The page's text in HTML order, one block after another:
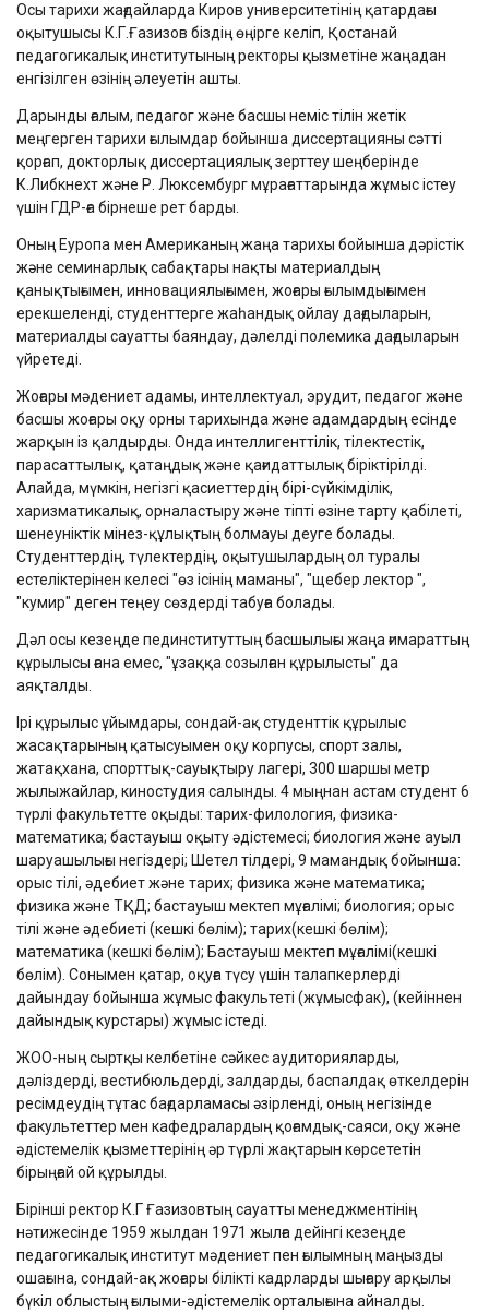
Осы тарихи жағдайларда Киров университетінің қатардағы
оқытушысы К.Г.Ғазизов біздің өңірге келіп, Қостанай
педагогикалық институтының ректоры қызметіне жаңадан
енгізілген өзінің әлеуетін ашты.
Дарынды ғалым, педагог және басшы неміс тілін жетік
меңгерген тарихи ғылымдар бойынша диссертацияны сәтті
қорғап, докторлық диссертациялық зерттеу шеңберінде
К.Либкнехт және Р. Люксембург мұрағаттарында жұмыс істеу
үшін ГДР-ға бірнеше рет барды.
Оның Еуропа мен Американың жаңа тарихы бойынша дәрістік
және семинарлық сабақтары нақты материалдың
қанықтығымен, инновациялығымен, жоғары ғылымдығымен
ерекшеленді, студенттерге жаһандық ойлау дағдыларын,
материалды сауатты баяндау, дәлелді полемика дағдыларын
үйретеді.
Жоғары мәдениет адамы, интеллектуал, эрудит, педагог және
басшы жоғары оқу орны тарихында және адамдардың есінде
жарқын із қалдырды. Онда интеллигенттілік, тілектестік,
парасаттылық, қатаңдық және қағидаттылық біріктірілді.
Алайда, мүмкін, негізгі қасиеттердің бірі-сүйкімділік,
харизматикалық, орналастыру және тіпті өзіне тарту қабілеті,
шенеуніктік мінез-құлықтың болмауы деуге болады.
Студенттердің, түлектердің, оқытушылардың ол туралы
естеліктерінен келесі "өз ісінің маманы", "щебер лектор ",
"кумир" деген теңеу сөздерді табуға болады.
Дәл осы кезеңде пединституттың басшылығы жаңа ғимараттың
құрылысы ғана емес, "ұзаққа созылған құрылысты" да
аяқталды.
Ірі құрылыс ұйымдары, сондай-ақ студенттік құрылыс
жасақтарының қатысуымен оқу корпусы, спорт залы,
жатақхана, спорттық-сауықтыру лагері, 300 шаршы метр
жылыжайлар, киностудия салынды. 4 мыңнан астам студент 6
түрлі факультетте оқыды: тарих-филология, физика-
математика; бастауыш оқыту әдістемесі; биология және ауыл
шаруашылығы негіздері; Шетел тілдері, 9 мамандық бойынша:
орыс тілі, әдебиет және тарих; физика және математика;
физика және ТҚД; бастауыш мектеп мұғалімі; биология; орыс
тілі және әдебиеті (кешкі бөлім); тарих(кешкі бөлім);
математика (кешкі бөлім); Бастауыш мектеп мұғалімі(кешкі
бөлім). Сонымен қатар, оқуға түсу үшін талапкерлерді
дайындау бойынша жұмыс факультеті (жұмысфак), (кейіннен
дайындық курстары) жұмыс істеді.
ЖОО-ның сыртқы келбетіне сәйкес аудиторияларды,
дәліздерді, вестибюльдерді, залдарды, баспалдақ өткелдерін
ресімдеудің тұтас бағдарламасы әзірленді, оның негізінде
факультеттер мен кафедралардың қоғамдық-саяси, оқу және
әдістемелік қызметтерінің әр түрлі жақтарын көрсететін
бірыңғай ой құрылды.
Бірінші ректор К.Г Ғазизовтың сауатты менеджментінің
нәтижесінде 1959 жылдан 1971 жылға дейінгі кезеңде
педагогикалық институт мәдениет пен ғылымның маңызды
ошағына, сондай-ақ жоғары білікті кадрларды шығару арқылы
бүкіл облыстың ғылыми-әдістемелік орталығына айналды.